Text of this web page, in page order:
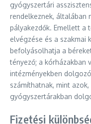
gyógyszertári
rendelkeznek, általában
pályakezdők. Emellett a
elvégzése és a szakmai
befolyásolhatja a
tényező; a kórházakban
intézményekben
számíthatnak, mint
gyógyszertárakban
Fizetési